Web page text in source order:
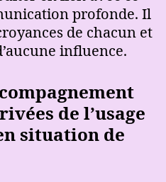
profonde. Il
de chacun et
influence.
de l’usage
situation de